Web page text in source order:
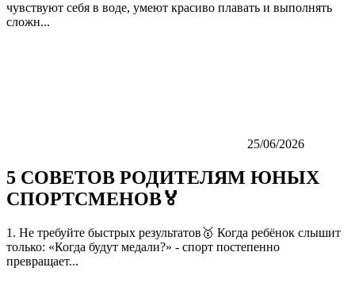
чувствуют себя в воде, умеют красиво плавать и выполнять
сложн...
25/06/2026
5 СОВЕТОВ РОДИТЕЛЯМ ЮНЫХ
СПОРТСМЕНОВ🏅
1. Не требуйте быстрых результатов🥇 Когда ребёнок слышит
только: «Когда будут медали?» - спорт постепенно
превращает...